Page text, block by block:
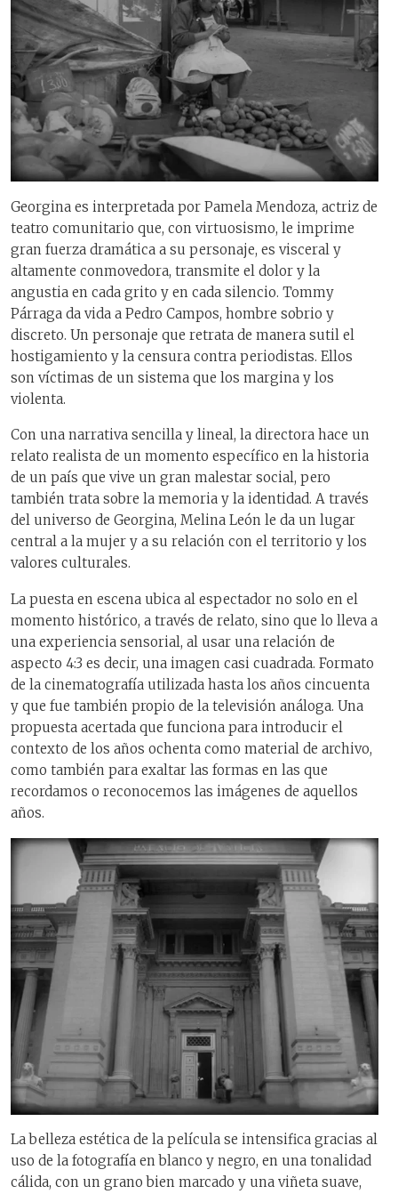
Georgina es interpretada por Pamela Mendoza, actriz de
teatro comunitario que, con virtuosismo, le imprime
gran fuerza dramática a su personaje, es visceral y
altamente conmovedora, transmite el dolor y la
angustia en cada grito y en cada silencio. Tommy
Párraga da vida a Pedro Campos, hombre sobrio y
discreto. Un personaje que retrata de manera sutil el
hostigamiento y la censura contra periodistas. Ellos
son víctimas de un sistema que los margina y los
violenta.
Con una narrativa sencilla y lineal, la directora hace un
relato realista de un momento específico en la historia
de un país que vive un gran malestar social, pero
también trata sobre la memoria y la identidad. A través
del universo de Georgina, Melina León le da un lugar
central a la mujer y a su relación con el territorio y los
valores culturales.
La puesta en escena ubica al espectador no solo en el
momento histórico, a través de relato, sino que lo lleva a
una experiencia sensorial, al usar una relación de
aspecto 4:3 es decir, una imagen casi cuadrada. Formato
de la cinematografía utilizada hasta los años cincuenta
y que fue también propio de la televisión análoga. Una
propuesta acertada que funciona para introducir el
contexto de los años ochenta como material de archivo,
como también para exaltar las formas en las que
recordamos o reconocemos las imágenes de aquellos
años.
La belleza estética de la película se intensifica gracias al
uso de la fotografía en blanco y negro, en una tonalidad
cálida, con un grano bien marcado y una viñeta suave,